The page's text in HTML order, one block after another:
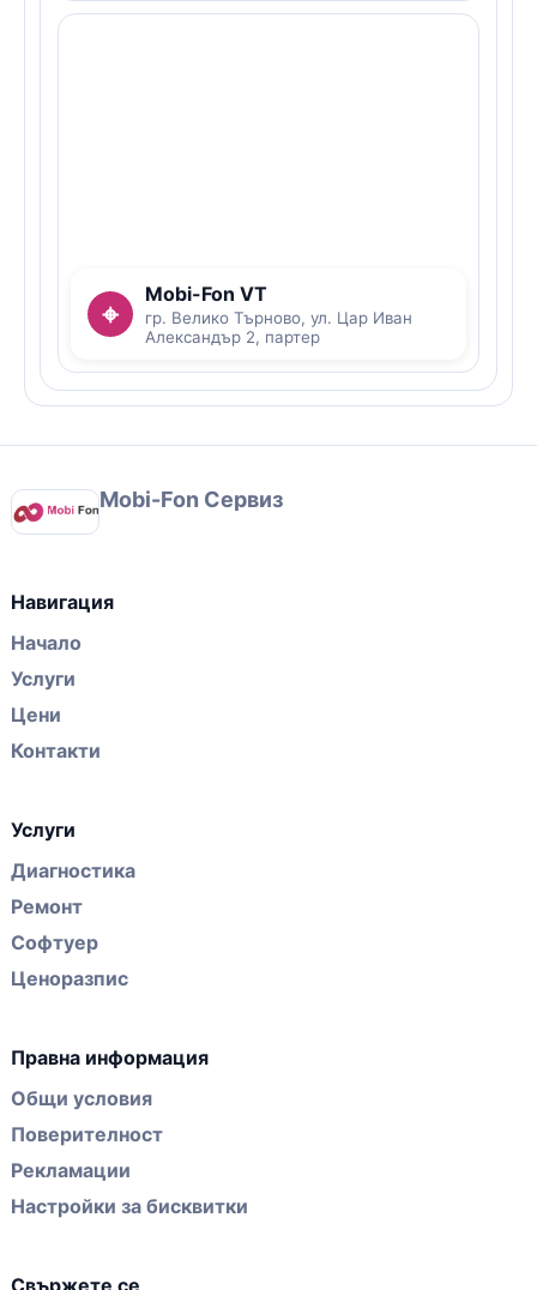
⌖
Mobi-Fon VT
гр. Велико Търново, ул. Цар Иван
Александър 2, партер
Mobi-Fon Сервиз
Навигация
Начало
Услуги
Цени
Контакти
Услуги
Диагностика
Ремонт
Софтуер
Ценоразпис
Правна информация
Общи условия
Поверителност
Рекламации
Настройки за бисквитки
Свържете се